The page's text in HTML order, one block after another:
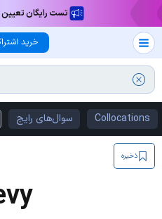
تست رایگان
خرید
Collocations سوال‌های رایج
ذخیره